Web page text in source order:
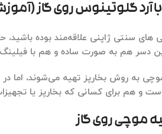
آرد گلوتینوس روی گاز
های سنتی ژاپنی علاقه‌مند بوده باشید،
دسر هم به صورت ساده و هم با
به روش بخارپز تهیه می‌شوند، اما
و هم برای کسانی که بخارپز یا
موچی روی گاز